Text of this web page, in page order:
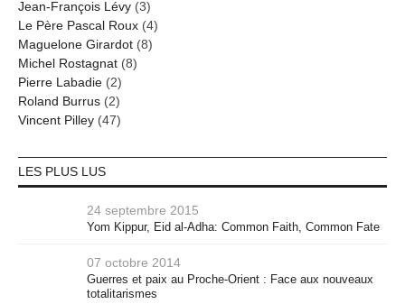
Jean-François Lévy (3)
Le Père Pascal Roux (4)
Maguelone Girardot (8)
Michel Rostagnat (8)
Pierre Labadie (2)
Roland Burrus (2)
Vincent Pilley (47)
LES PLUS LUS
24 septembre 2015
Yom Kippur, Eid al-Adha: Common Faith, Common Fate
07 octobre 2014
Guerres et paix au Proche-Orient : Face aux nouveaux
totalitarismes